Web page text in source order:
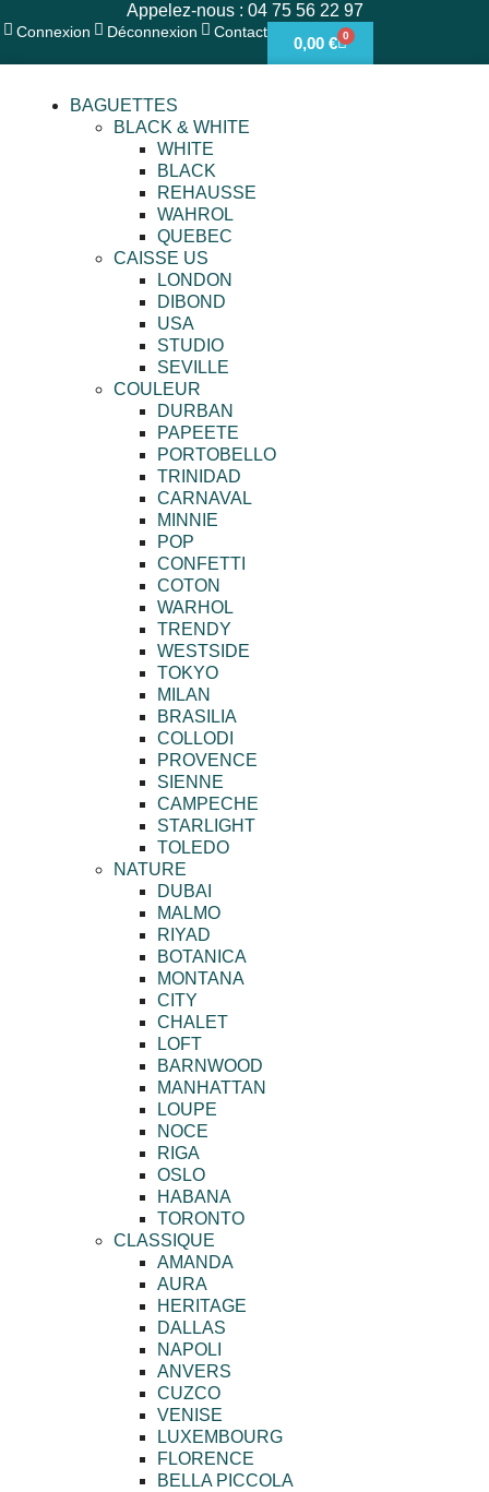
Appelez-nous : 04 75 56 22 97
Connexion Déconnexion Contact
0,00 € 0
BAGUETTES
BLACK & WHITE
WHITE
BLACK
REHAUSSE
WAHROL
QUEBEC
CAISSE US
LONDON
DIBOND
USA
STUDIO
SEVILLE
COULEUR
DURBAN
PAPEETE
PORTOBELLO
TRINIDAD
CARNAVAL
MINNIE
POP
CONFETTI
COTON
WARHOL
TRENDY
WESTSIDE
TOKYO
MILAN
BRASILIA
COLLODI
PROVENCE
SIENNE
CAMPECHE
STARLIGHT
TOLEDO
NATURE
DUBAI
MALMO
RIYAD
BOTANICA
MONTANA
CITY
CHALET
LOFT
BARNWOOD
MANHATTAN
LOUPE
NOCE
RIGA
OSLO
HABANA
TORONTO
CLASSIQUE
AMANDA
AURA
HERITAGE
DALLAS
NAPOLI
ANVERS
CUZCO
VENISE
LUXEMBOURG
FLORENCE
BELLA PICCOLA